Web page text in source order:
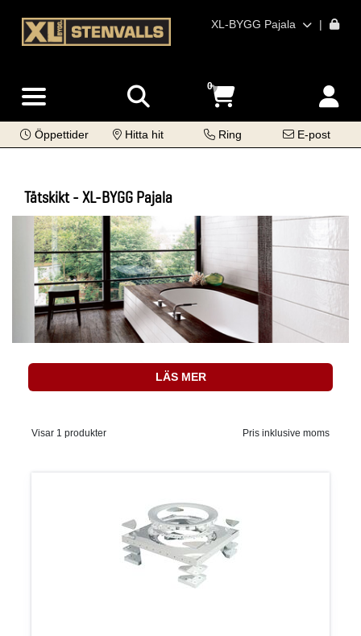
XL-BYGG Pajala |
0
Öppettider Hitta hit Ring E-post
Tätskikt - XL-BYGG Pajala
LÄS MER
Visar 1 produkter Pris inklusive moms